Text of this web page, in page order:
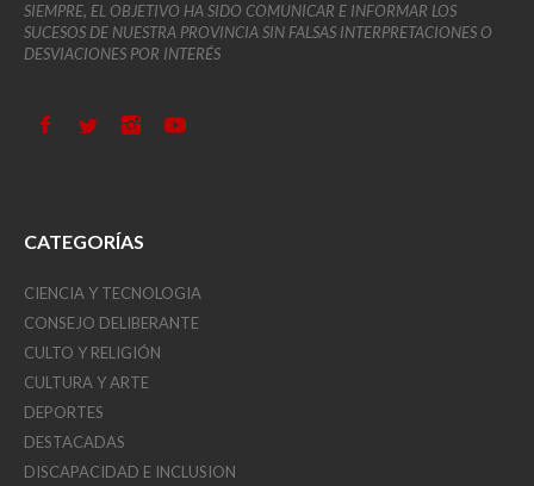
SIEMPRE, EL OBJETIVO HA SIDO COMUNICAR E INFORMAR LOS
SUCESOS DE NUESTRA PROVINCIA SIN FALSAS INTERPRETACIONES O
DESVIACIONES POR INTERÉS
CATEGORÍAS
CIENCIA Y TECNOLOGIA
CONSEJO DELIBERANTE
CULTO Y RELIGIÓN
CULTURA Y ARTE
DEPORTES
DESTACADAS
DISCAPACIDAD E INCLUSION